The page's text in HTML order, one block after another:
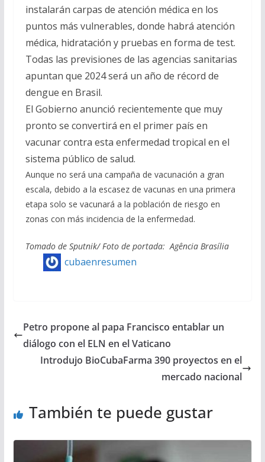
instalarán carpas de atención médica en los
puntos más vulnerables, donde habrá atención
médica, hidratación y pruebas en forma de test.
Todas las previsiones de las agencias sanitarias
apuntan que 2024 será un año de récord de
dengue en Brasil.
El Gobierno anunció recientemente que muy
pronto se convertirá en el primer país en
vacunar contra esta enfermedad tropical en el
sistema público de salud.
Aunque no será una campaña de vacunación a gran
escala, debido a la escasez de vacunas en una primera
etapa solo se vacunará a la población de riesgo en
zonas con más incidencia de la enfermedad.
Tomado de Sputnik/ Foto de portada: Agência Brasília
cubaenresumen
Petro propone al papa Francisco entablar un
diálogo con el ELN en el Vaticano
Introdujo BioCubaFarma 390 proyectos en el
mercado nacional
También te puede gustar